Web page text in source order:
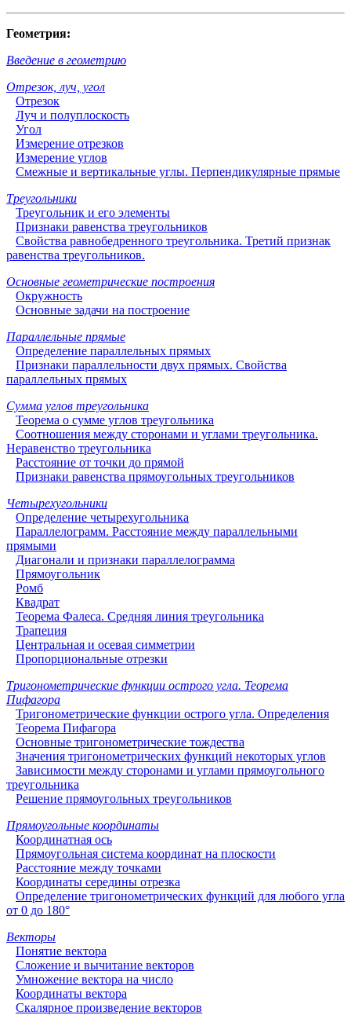
Геометрия:
Введение в геометрию
Отрезок, луч, угол
Отрезок
Луч и полуплоскость
Угол
Измерение отрезков
Измерение углов
Смежные и вертикальные углы. Перпендикулярные прямые
Треугольники
Треугольник и его элементы
Признаки равенства треугольников
Свойства равнобедренного треугольника. Третий признак
равенства треугольников.
Основные геометрические построения
Окружность
Основные задачи на построение
Параллельные прямые
Определение параллельных прямых
Признаки параллельности двух прямых. Свойства
параллельных прямых
Сумма углов треугольника
Теорема о сумме углов треугольника
Соотношения между сторонами и углами треугольника.
Неравенство треугольника
Расстояние от точки до прямой
Признаки равенства прямоугольных треугольников
Четырехугольники
Определение четырехугольника
Параллелограмм. Расстояние между параллельными
прямыми
Диагонали и признаки параллелограмма
Прямоугольник
Ромб
Квадрат
Теорема Фалеса. Средняя линия треугольника
Трапеция
Центральная и осевая симметрии
Пропорциональные отрезки
Тригонометрические функции острого угла. Теорема
Пифагора
Тригонометрические функции острого угла. Определения
Теорема Пифагора
Основные тригонометрические тождества
Значения тригонометрических функций некоторых углов
Зависимости между сторонами и углами прямоугольного
треугольника
Решение прямоугольных треугольников
Прямоугольные координаты
Координатная ось
Прямоугольная система координат на плоскости
Расстояние между точками
Координаты середины отрезка
Определение тригонометрических функций для любого угла
от 0 до 180°
Векторы
Понятие вектора
Сложение и вычитание векторов
Умножение вектора на число
Координаты вектора
Скалярное произведение векторов